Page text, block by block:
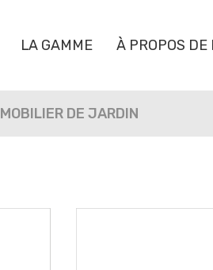
LA GAMME À PROPOS DE
MOBILIER DE JARDIN